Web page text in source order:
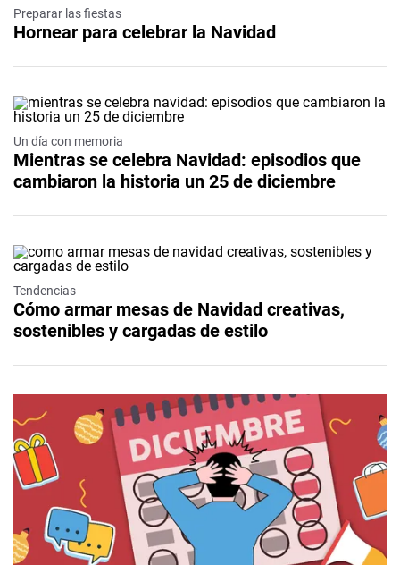
Preparar las fiestas
Hornear para celebrar la Navidad
Un día con memoria
Mientras se celebra Navidad: episodios que
cambiaron la historia un 25 de diciembre
Tendencias
Cómo armar mesas de Navidad creativas,
sostenibles y cargadas de estilo